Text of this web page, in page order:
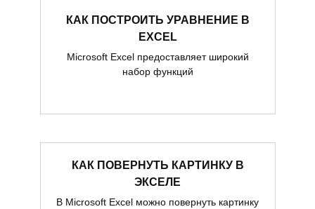
КАК ПОСТРОИТЬ УРАВНЕНИЕ В
EXCEL
Microsoft Excel предоставляет широкий
набор функций
КАК ПОВЕРНУТЬ КАРТИНКУ В
ЭКСЕЛЕ
В Microsoft Excel можно повернуть картинку